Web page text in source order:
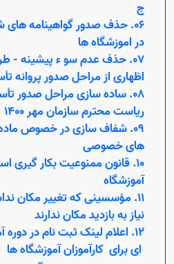
Open
Open
ج
06. حذف صدور گواهینامه
در اموزشگاه ها
07. حذف عدم سو ء پیشینه -
اظهاری از مراحل صدور پروانه
08. ساده سازی مراحل صدور
ریاست محترم سازمان مهر 1400
های خصوصی
10. قانون ممنوعیت بکار گیری
آموزشگاه
11. مؤسسینی که تغییر مکان
نیاز به بازدید مکان ندارند
12. اعلام لینک ثبت نام در
ای برای کارآموزان آموزشگاه ها